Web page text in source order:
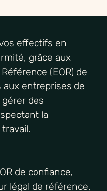
effectifs en
grâce aux
(EOR) de
aux entreprises de
gérer des
la
de confiance,
légal de référence,